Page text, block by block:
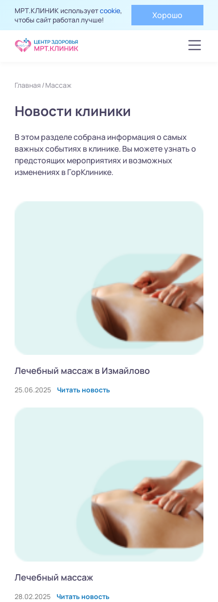
МРТ.КЛИНИК используетcookie,
чтобы сайт работал лучше!
Хорошо
Главная Массаж
Новости клиники
В этом разделе собрана информация о самых
важных событиях в клинике. Вы можете узнать о
предстоящих мероприятиях и возможных
изменениях в ГорКлинике.
Лечебный массаж в Измайлово
25.06.2025 Читать новость
Лечебный массаж
28.02.2025 Читать новость